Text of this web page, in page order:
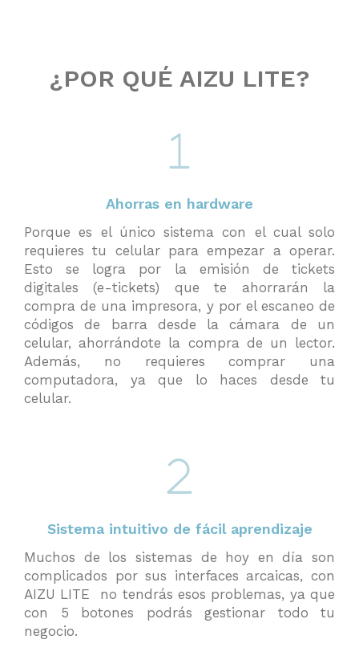
¿POR QUÉ AIZU LITE?
Ahorras en hardware
Porque es el único sistema con el cual solo
requieres tu celular para empezar a operar.
Esto se logra por la emisión de tickets
digitales (e-tickets) que te ahorrarán la
compra de una impresora, y por el escaneo de
códigos de barra desde la cámara de un
celular, ahorrándote la compra de un lector.
Además, no requieres comprar una
computadora, ya que lo haces desde tu
celular.
Sistema intuitivo de fácil aprendizaje
Muchos de los sistemas de hoy en día son
complicados por sus interfaces arcaicas, con
AIZU LITE no tendrás esos problemas, ya que
con 5 botones podrás gestionar todo tu
negocio.